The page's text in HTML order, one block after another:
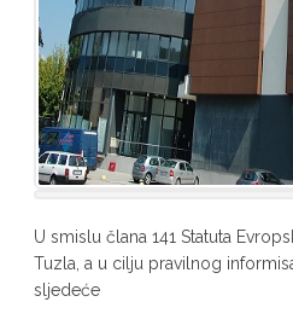
U smislu člana 141 Statuta
Tuzla, a u cilju pravilnog
sljedeće